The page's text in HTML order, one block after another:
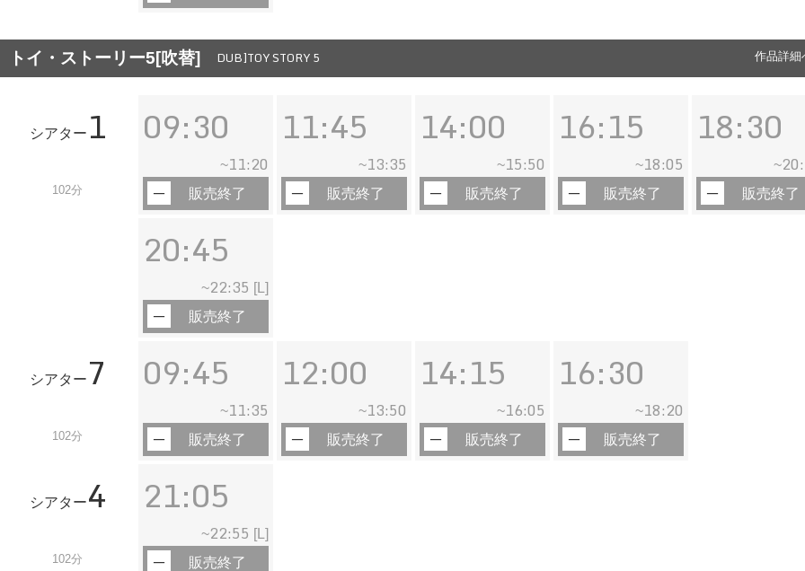
トイ・ストーリー5[吹替] DUB]TOY STORY 5 作品詳細
シアター 1
102分
09:30
~11:20
販売終了
11:45
~13:35
販売終了
14:00
~15:50
販売終了
16:15
~18:05
販売終了
18:30
~
販売終了
20:45
~22:35 [L]
販売終了
シアター 7
102分
09:45
~11:35
販売終了
12:00
~13:50
販売終了
14:15
~16:05
販売終了
16:30
~18:20
販売終了
シアター4
102分
21:05
~22:55 [L]
販売終了